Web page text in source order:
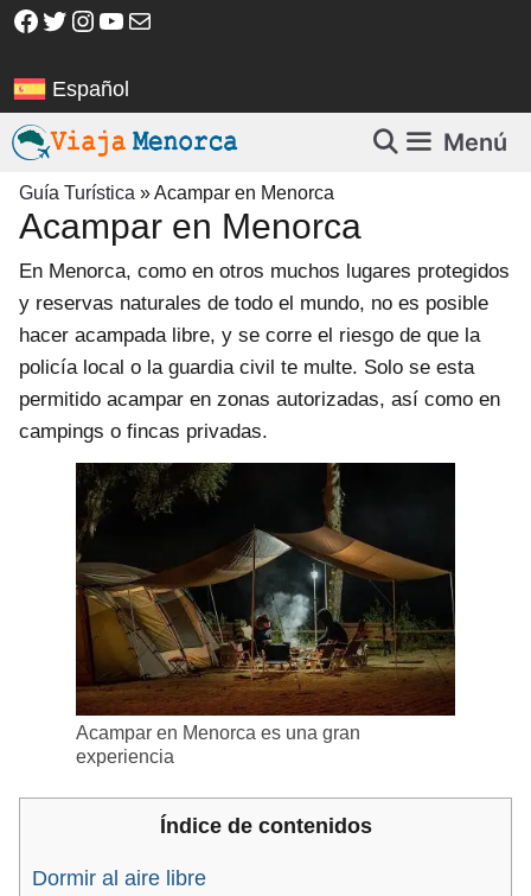
Saltar
Facebook
Twitter
Instagram
YouTube
Correo electrónico
Español
Menú
Guía Turística »Acampar en Menorca
Acampar en Menorca
En Menorca, como en otros muchos lugares protegidos
y reservas naturales de todo el mundo, no es posible
hacer acampada libre, y se corre el riesgo de que la
policía local o la guardia civil te multe. Solo se esta
permitido acampar en zonas autorizadas, así como en
campings o fincas privadas.
Acampar en Menorca es una gran
experiencia
Índice de contenidos
Dormir al aire libre